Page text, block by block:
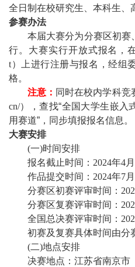
全日制在校研究生、本科生、
参赛办法
本届大赛分为分赛区初赛
行。大赛实行开放式报名，
t）上进行注册与报名，经组
格。
注意： 同时在校内学科竞
cn/），查找“全国大学生嵌入
用赛道”，同步填报报名信息。
大赛安排
(一)时间安排
报名截止时间： 2024年4月
作品提交时间： 2024年7月
分赛区初赛评审时间：
分赛区复赛评审时间：
全国总决赛评审时间：
初赛及复赛具体时间由分
(二)地点安排
决赛地点：江苏省南京市